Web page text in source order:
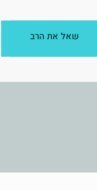
שאל את הרב